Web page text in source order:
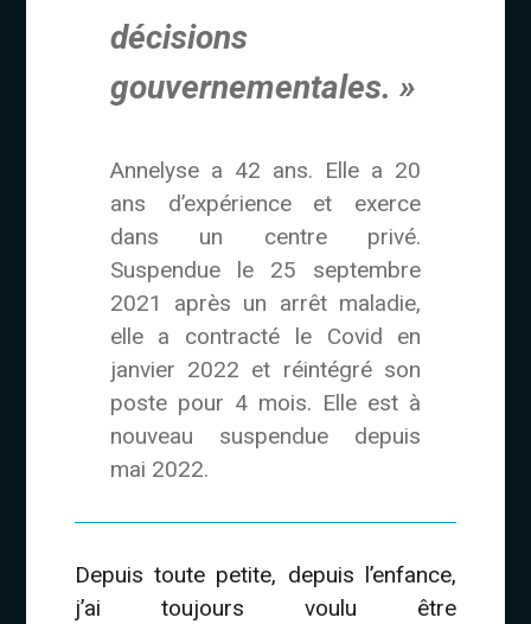
décisions
gouvernementales. »
Annelyse a 42 ans. Elle a 20
ans d’expérience et exerce
dans un centre privé.
Suspendue le 25 septembre
2021 après un arrêt maladie,
elle a contracté le Covid en
janvier 2022 et réintégré son
poste pour 4 mois. Elle est à
nouveau suspendue depuis
mai 2022.
Depuis toute petite, depuis l’enfance,
j’ai toujours voulu être